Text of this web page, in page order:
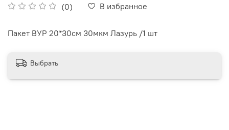
(0) В избранное
Пакет ВУР 20*30см 30мкм Лазурь /1 шт
Выбрать